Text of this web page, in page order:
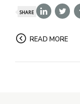
SHARE
READ MORE